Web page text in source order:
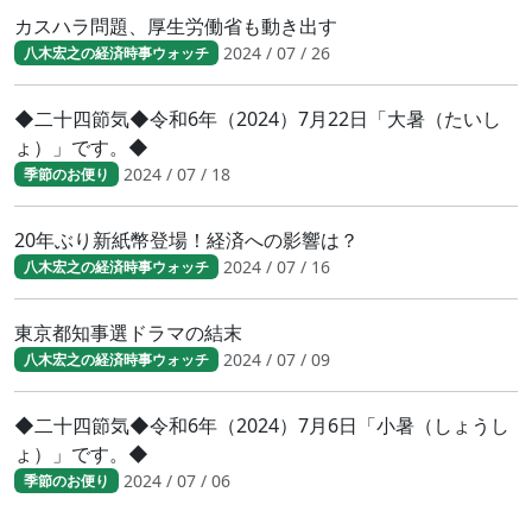
カスハラ問題、厚生労働省も動き出す
八木宏之の経済時事ウォッチ 2024 / 07 / 26
◆二十四節気◆令和6年（2024）7月22日「大暑（たいし
ょ）」です。◆
季節のお便り 2024 / 07 / 18
20年ぶり新紙幣登場！経済への影響は？
八木宏之の経済時事ウォッチ 2024 / 07 / 16
東京都知事選ドラマの結末
八木宏之の経済時事ウォッチ 2024 / 07 / 09
◆二十四節気◆令和6年（2024）7月6日「小暑（しょうし
ょ）」です。◆
季節のお便り 2024 / 07 / 06